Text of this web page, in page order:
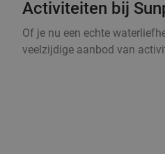
Activiteiten bij
Of je nu een echte
veelzijdige aanbod van